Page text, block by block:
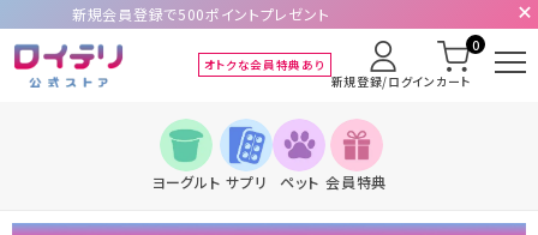
新規会員登録で500ポイントプレゼント
オトクな会員特典あり
新規登録/ログイン カート
0
ヨーグルト サプリ ペット 会員特典